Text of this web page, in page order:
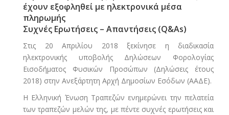
έχουν εξοφληθεί με ηλεκτρονικά μέσα
πληρωμής
Συχνές Ερωτήσεις – Απαντήσεις (Q&As)
Στις 20 Απριλίου 2018 ξεκίνησε η διαδικασία
ηλεκτρονικής υποβολής Δηλώσεων Φορολογίας
Εισοδήματος Φυσικών Προσώπων (Δηλώσεις έτους
2018) στην Ανεξάρτητη Αρχή Δημοσίων Εσόδων (ΑΑΔΕ).
Η Ελληνική Ένωση Τραπεζών ενημερώνει την πελατεία
των τραπεζών μελών της, με πέντε συχνές ερωτήσεις και